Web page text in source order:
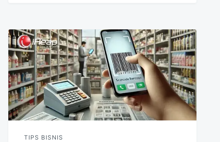
TIPS BISNIS